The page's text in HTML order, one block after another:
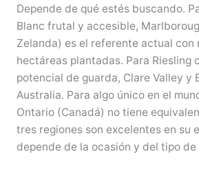
Depende de qué estés buscando.
Blanc frutal y accesible,
Zelanda) es el referente actual con
hectáreas plantadas. Para Riesling
potencial de guarda, Clare Valley y
Australia. Para algo único en el
Ontario (Canadá) no tiene
tres regiones son excelentes en su
depende de la ocasión y del tipo